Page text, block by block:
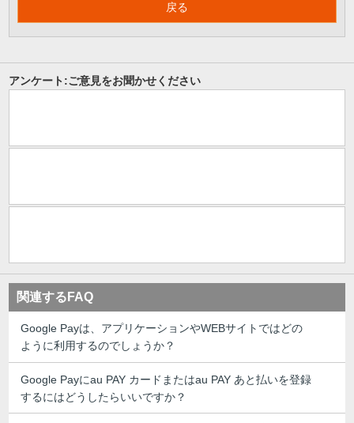
戻る
アンケート:ご意見をお聞かせください
関連するFAQ
Google Payは、アプリケーションやWEBサイトではどの
ように利用するのでしょうか？
Google Payにau PAY カードまたはau PAY あと払いを登録
するにはどうしたらいいですか？